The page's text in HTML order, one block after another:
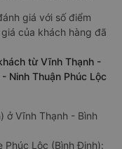
giá với số điểm
của khách hàng đã
từ Vĩnh Thạnh -
Ninh Thuận Phúc Lộc
ở Vĩnh Thạnh - Bình
Phúc Lộc (Bình Định):